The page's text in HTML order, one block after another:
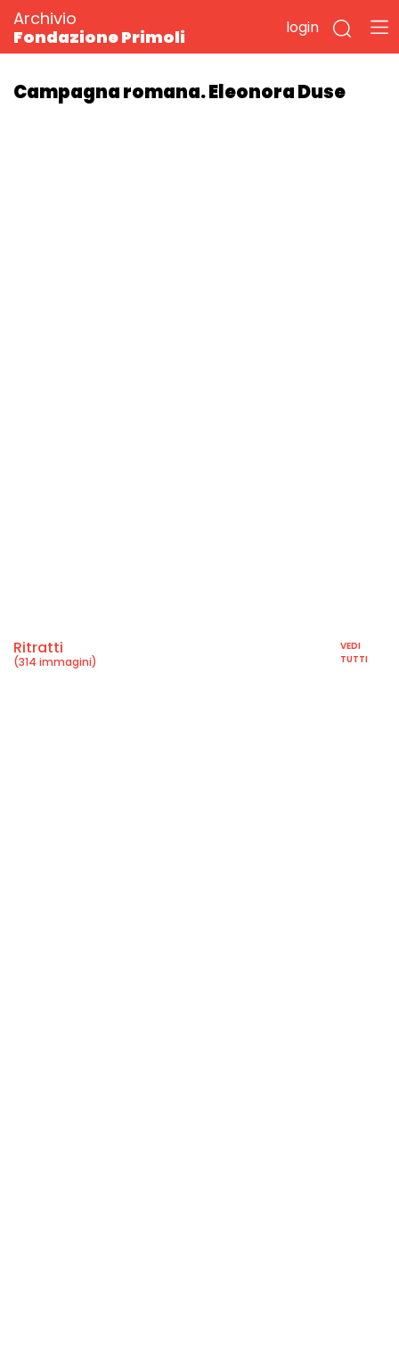
Archivio
Fondazione Primoli
login
Campagna romana. Eleonora Duse
Ritratti
(314 immagini)
VEDI
TUTTI